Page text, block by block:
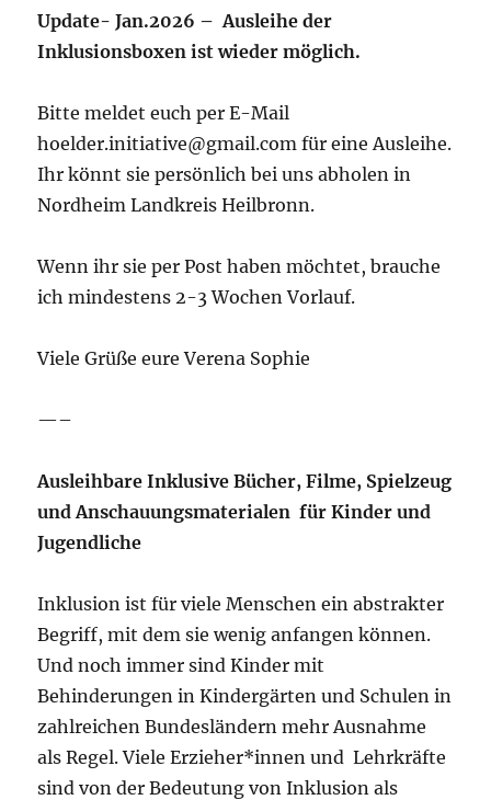
Update- Jan.2026 – Ausleihe der
Inklusionsboxen ist wieder möglich.
Bitte meldet euch per E-Mail
hoelder.initiative@gmail.com für eine Ausleihe.
Ihr könnt sie persönlich bei uns abholen in
Nordheim Landkreis Heilbronn.
Wenn ihr sie per Post haben möchtet, brauche
ich mindestens 2-3 Wochen Vorlauf.
Viele Grüße eure Verena Sophie
—–
Ausleihbare Inklusive Bücher, Filme, Spielzeug
und Anschauungsmaterialen für Kinder und
Jugendliche
Inklusion ist für viele Menschen ein abstrakter
Begriff, mit dem sie wenig anfangen können.
Und noch immer sind Kinder mit
Behinderungen in Kindergärten und Schulen in
zahlreichen Bundesländern mehr Ausnahme
als Regel. Viele Erzieher*innen und Lehrkräfte
sind von der Bedeutung von Inklusion als